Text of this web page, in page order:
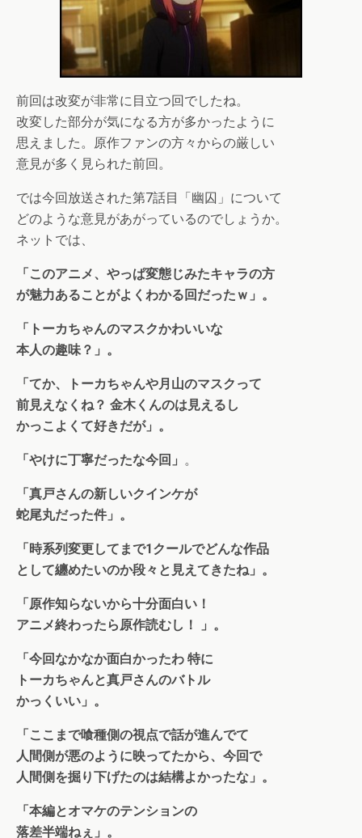
前回は改変が非常に目立つ回でしたね。
改変した部分が気になる方が多かったように
思えました。原作ファンの方々からの厳しい
意見が多く見られた前回。
では今回放送された第7話目「幽囚」について
どのような意見があがっているのでしょうか。
ネットでは、
「このアニメ、やっぱ変態じみたキャラの方
が魅力あることがよくわかる回だったｗ」。
「トーカちゃんのマスクかわいいな
本人の趣味？」。
「てか、トーカちゃんや月山のマスクって
前見えなくね？ 金木くんのは見えるし
かっこよくて好きだが」。
「やけに丁寧だったな今回」 。
「真戸さんの新しいクインケが
蛇尾丸だった件」。
「時系列変更してまで1クールでどんな作品
として纏めたいのか段々と見えてきたね」。
「原作知らないから十分面白い！
アニメ終わったら原作読むし！ 」。
「今回なかなか面白かったわ 特に
トーカちゃんと真戸さんのバトル
かっくいい」。
「ここまで喰種側の視点で話が進んでて
人間側が悪のように映ってたから、今回で
人間側を掘り下げたのは結構よかったな」。
「本編とオマケのテンションの
落差半端ねぇ」。